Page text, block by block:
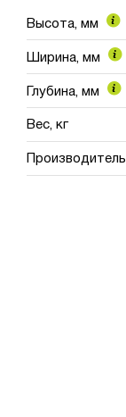
Высота, мм
Ширина, мм
Глубина, мм
Вес, кг
Производитель